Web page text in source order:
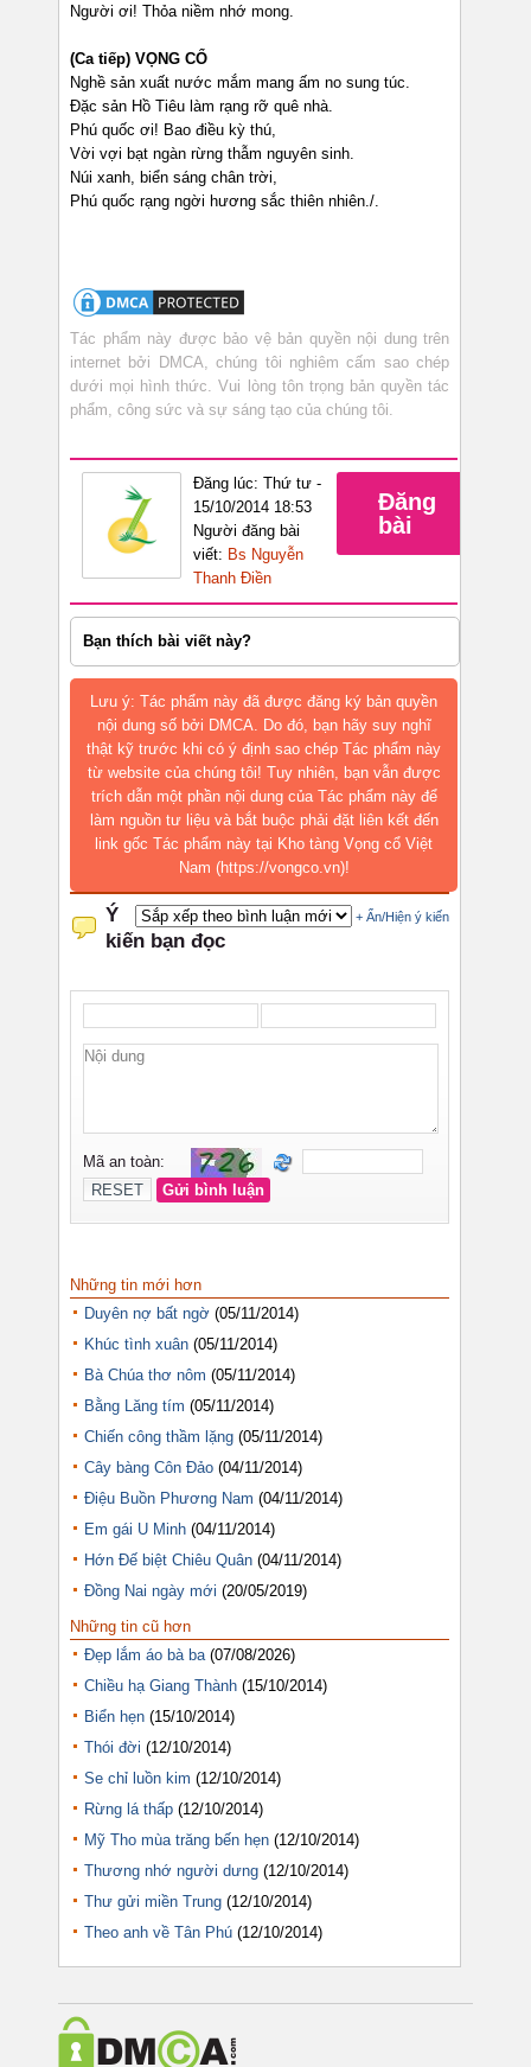
Người ơi! Thỏa niềm nhớ mong.
(Ca tiếp) VỌNG CỔ
Nghề sản xuất nước mắm mang ấm no sung túc.
Đặc sản Hồ Tiêu làm rạng rỡ quê nhà.
Phú quốc ơi! Bao điều kỳ thú,
Vời vợi bạt ngàn rừng thẫm nguyên sinh.
Núi xanh, biển sáng chân trời,
Phú quốc rạng ngời hương sắc thiên nhiên./.
Tác phẩm này được bảo vệ bản quyền nội dung trên
internet bởi DMCA, chúng tôi nghiêm cấm sao chép
dưới mọi hình thức. Vui lòng tôn trọng bản quyền tác
phẩm, công sức và sự sáng tạo của chúng tôi.
Đăng lúc: Thứ tư -
15/10/2014 18:53
Người đăng bài
viết: Bs Nguyễn
Thanh Điền
Đăng
bài
Bạn thích bài viết này?
Lưu ý: Tác phẩm này đã được đăng ký bản quyền
nội dung số bởi DMCA. Do đó, bạn hãy suy nghĩ
thật kỹ trước khi có ý định sao chép Tác phẩm này
từ website của chúng tôi! Tuy nhiên, bạn vẫn được
trích dẫn một phần nội dung của Tác phẩm này để
làm nguồn tư liệu và bắt buộc phải đặt liên kết đến
link gốc Tác phẩm này tại Kho tàng Vọng cổ Việt
Nam (https://vongco.vn)!
Những tin mới hơn
Duyên nợ bất ngờ (05/11/2014)
Khúc tình xuân (05/11/2014)
Bà Chúa thơ nôm (05/11/2014)
Bằng Lăng tím (05/11/2014)
Chiến công thầm lặng (05/11/2014)
Cây bàng Côn Đảo (04/11/2014)
Điệu Buồn Phương Nam (04/11/2014)
Em gái U Minh (04/11/2014)
Hớn Đế biệt Chiêu Quân (04/11/2014)
Đồng Nai ngày mới (20/05/2019)
Những tin cũ hơn
Đẹp lắm áo bà ba (07/08/2026)
Chiều hạ Giang Thành (15/10/2014)
Biển hẹn (15/10/2014)
Thói đời (12/10/2014)
Se chỉ luồn kim (12/10/2014)
Rừng lá thấp (12/10/2014)
Mỹ Tho mùa trăng bến hẹn (12/10/2014)
Thương nhớ người dưng (12/10/2014)
Thư gửi miền Trung (12/10/2014)
Theo anh về Tân Phú (12/10/2014)